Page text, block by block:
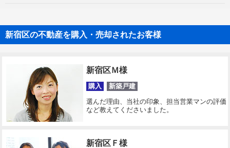
新宿区の不動産を購入・売却されたお客様
新宿区Ｍ様
購入 新築戸建
選んだ理由、当社の印象、担当営業マンの評価
など教えてくださいました。
新宿区Ｆ様